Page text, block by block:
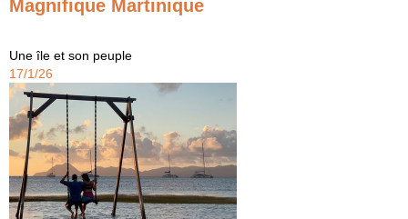
Magnifique Martinique
Une île et son peuple
17/1/26